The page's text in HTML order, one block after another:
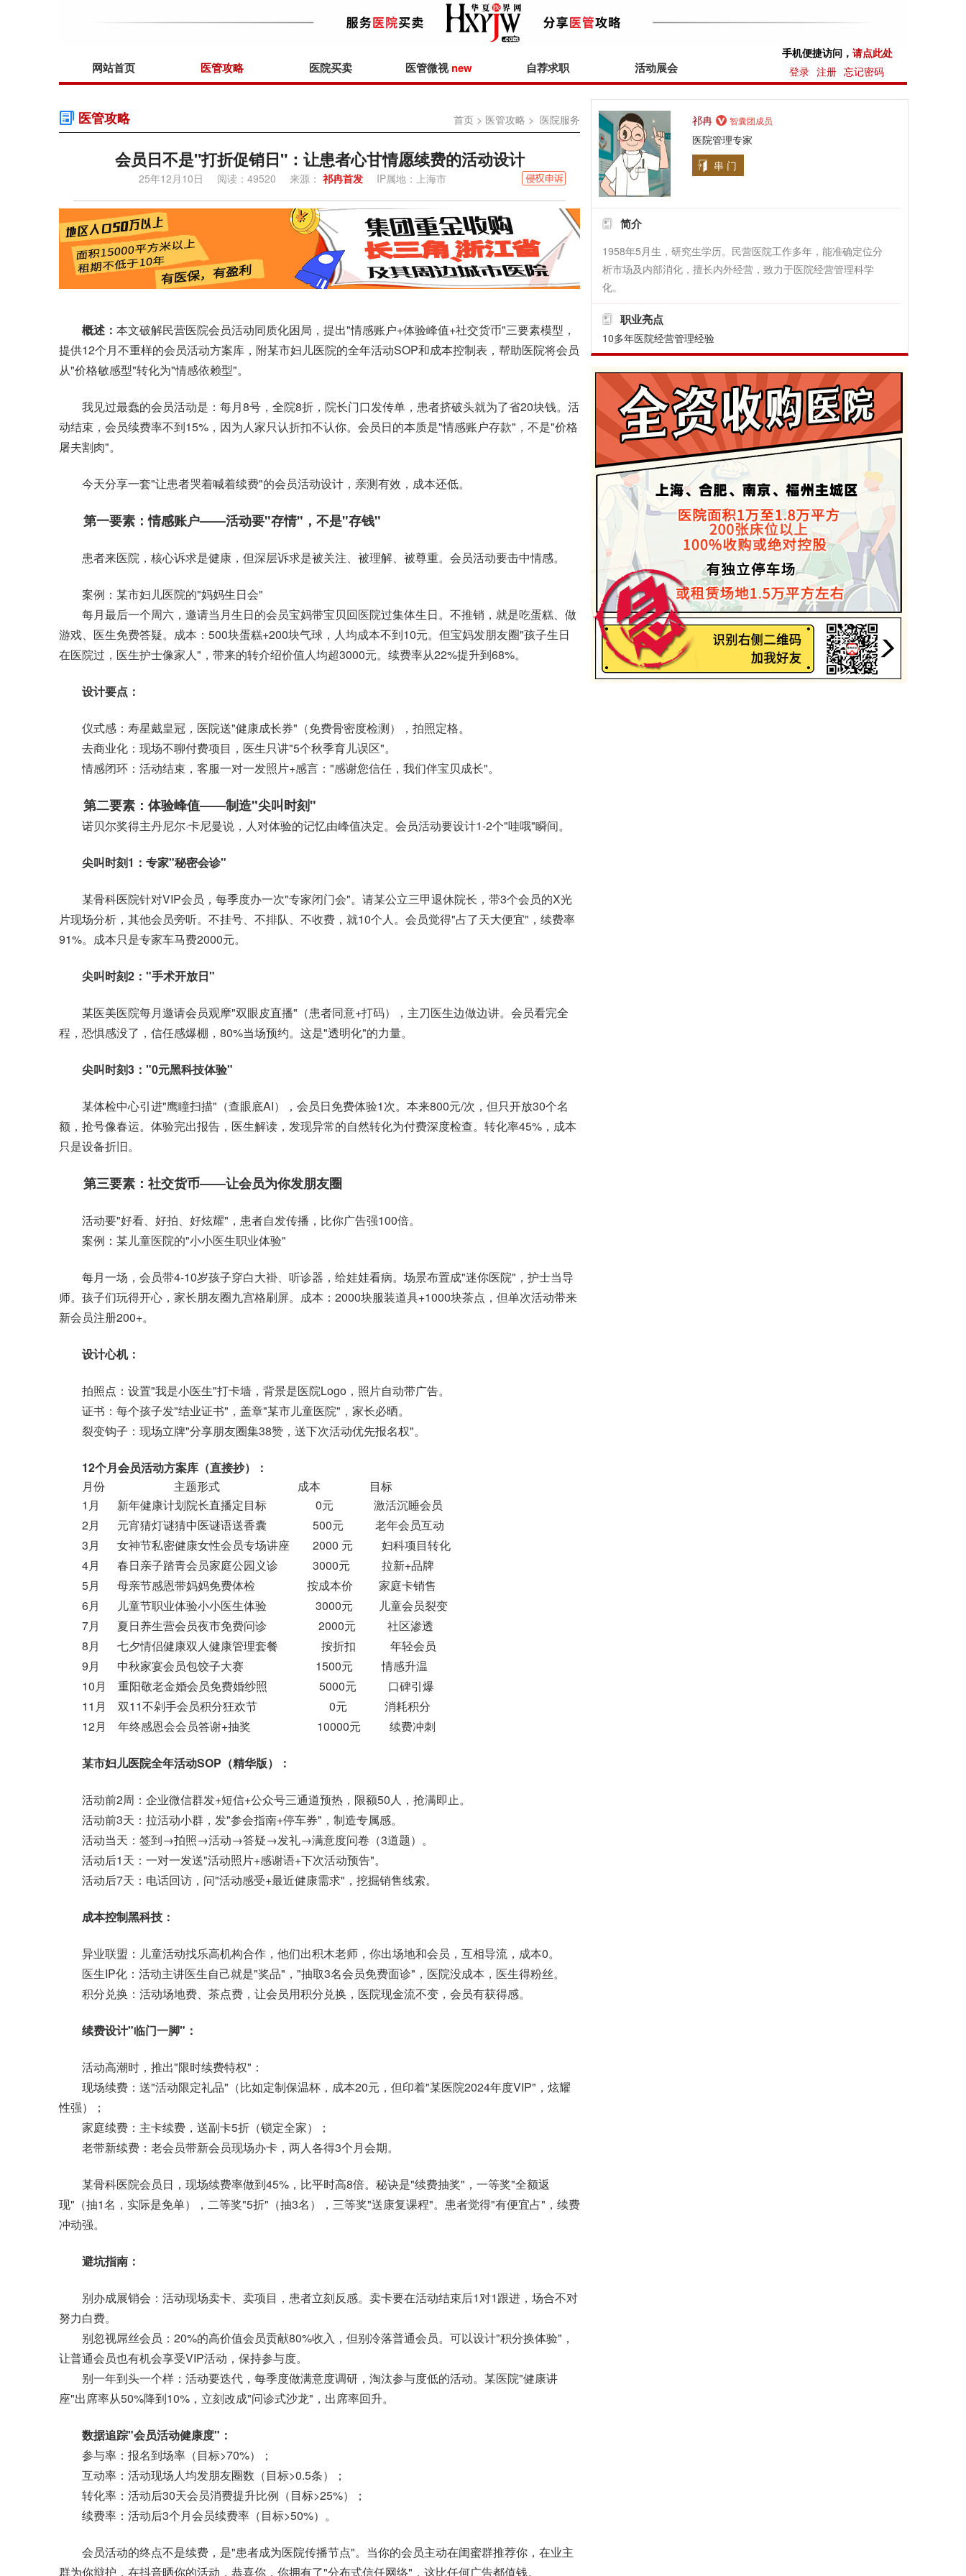
网站首页 医管攻略 医院买卖 医管微视new 自荐求职 活动展会
手机便捷访问， 请点此处
登录 注册 忘记密码
医管攻略 首页 > 医管攻略 > 医院服务
会员日不是"打折促销日"：让患者心甘情愿续费的活动设计
25年12月10日 阅读：49520 来源： 祁冉首发 IP属地：上海市
概述： 本文破解民营医院会员活动同质化困局，提出"情感账户+体验峰值+社交货币"三要素模型，
提供12个月不重样的会员活动方案库，附某市妇儿医院的全年活动SOP和成本控制表，帮助医院将会员
从"价格敏感型"转化为"情感依赖型"。
我见过最蠢的会员活动是：每月8号，全院8折，院长门口发传单，患者挤破头就为了省20块钱。活
动结束，会员续费率不到15%，因为人家只认折扣不认你。会员日的本质是"情感账户存款"，不是"价格
屠夫割肉"。
今天分享一套"让患者哭着喊着续费"的会员活动设计，亲测有效，成本还低。
第一要素：情感账户——活动要"存情"，不是"存钱"
患者来医院，核心诉求是健康，但深层诉求是被关注、被理解、被尊重。会员活动要击中情感。
案例：某市妇儿医院的"妈妈生日会"
每月最后一个周六，邀请当月生日的会员宝妈带宝贝回医院过集体生日。不推销，就是吃蛋糕、做
游戏、医生免费答疑。成本：500块蛋糕+200块气球，人均成本不到10元。但宝妈发朋友圈"孩子生日
在医院过，医生护士像家人"，带来的转介绍价值人均超3000元。续费率从22%提升到68%。
设计要点：
仪式感：寿星戴皇冠，医院送"健康成长券"（免费骨密度检测），拍照定格。
去商业化：现场不聊付费项目，医生只讲"5个秋季育儿误区"。
情感闭环：活动结束，客服一对一发照片+感言："感谢您信任，我们伴宝贝成长"。
第二要素：体验峰值——制造"尖叫时刻"
诺贝尔奖得主丹尼尔·卡尼曼说，人对体验的记忆由峰值决定。会员活动要设计1-2个"哇哦"瞬间。
尖叫时刻1：专家"秘密会诊"
某骨科医院针对VIP会员，每季度办一次"专家闭门会"。请某公立三甲退休院长，带3个会员的X光
片现场分析，其他会员旁听。不挂号、不排队、不收费，就10个人。会员觉得"占了天大便宜"，续费率
91%。成本只是专家车马费2000元。
尖叫时刻2："手术开放日"
某医美医院每月邀请会员观摩"双眼皮直播"（患者同意+打码），主刀医生边做边讲。会员看完全
程，恐惧感没了，信任感爆棚，80%当场预约。这是"透明化"的力量。
尖叫时刻3："0元黑科技体验"
某体检中心引进"鹰瞳扫描"（查眼底AI），会员日免费体验1次。本来800元/次，但只开放30个名
额，抢号像春运。体验完出报告，医生解读，发现异常的自然转化为付费深度检查。转化率45%，成本
只是设备折旧。
第三要素：社交货币——让会员为你发朋友圈
活动要"好看、好拍、好炫耀"，患者自发传播，比你广告强100倍。
案例：某儿童医院的"小小医生职业体验"
每月一场，会员带4-10岁孩子穿白大褂、听诊器，给娃娃看病。场景布置成"迷你医院"，护士当导
师。孩子们玩得开心，家长朋友圈九宫格刷屏。成本：2000块服装道具+1000块茶点，但单次活动带来
新会员注册200+。
设计心机：
拍照点：设置"我是小医生"打卡墙，背景是医院Logo，照片自动带广告。
证书：每个孩子发"结业证书"，盖章"某市儿童医院"，家长必晒。
裂变钩子：现场立牌"分享朋友圈集38赞，送下次活动优先报名权"。
12个月会员活动方案库（直接抄）：
月份 主题形式 成本 目标
1月 新年健康计划院长直播定目标 0元 激活沉睡会员
2月 元宵猜灯谜猜中医谜语送香囊 500元 老年会员互动
3月 女神节私密健康女性会员专场讲座 2000 元 妇科项目转化
4月 春日亲子踏青会员家庭公园义诊 3000元 拉新+品牌
5月 母亲节感恩带妈妈免费体检 按成本价 家庭卡销售
6月 儿童节职业体验小小医生体验 3000元 儿童会员裂变
7月 夏日养生营会员夜市免费问诊 2000元 社区渗透
8月 七夕情侣健康双人健康管理套餐 按折扣 年轻会员
9月 中秋家宴会员包饺子大赛 1500元 情感升温
10月 重阳敬老金婚会员免费婚纱照 5000元 口碑引爆
11月 双11不剁手会员积分狂欢节 0元 消耗积分
12月 年终感恩会会员答谢+抽奖 10000元 续费冲刺
某市妇儿医院全年活动SOP（精华版）：
活动前2周：企业微信群发+短信+公众号三通道预热，限额50人，抢满即止。
活动前3天：拉活动小群，发"参会指南+停车券"，制造专属感。
活动当天：签到→拍照→活动→答疑→发礼→满意度问卷（3道题）。
活动后1天：一对一发送"活动照片+感谢语+下次活动预告"。
活动后7天：电话回访，问"活动感受+最近健康需求"，挖掘销售线索。
成本控制黑科技：
异业联盟：儿童活动找乐高机构合作，他们出积木老师，你出场地和会员，互相导流，成本0。
医生IP化：活动主讲医生自己就是"奖品"，"抽取3名会员免费面诊"，医院没成本，医生得粉丝。
积分兑换：活动场地费、茶点费，让会员用积分兑换，医院现金流不变，会员有获得感。
续费设计"临门一脚"：
活动高潮时，推出"限时续费特权"：
现场续费：送"活动限定礼品"（比如定制保温杯，成本20元，但印着"某医院2024年度VIP"，炫耀
性强）；
家庭续费：主卡续费，送副卡5折（锁定全家）；
老带新续费：老会员带新会员现场办卡，两人各得3个月会期。
某骨科医院会员日，现场续费率做到45%，比平时高8倍。秘诀是"续费抽奖"，一等奖"全额返
现"（抽1名，实际是免单），二等奖"5折"（抽3名），三等奖"送康复课程"。患者觉得"有便宜占"，续费
冲动强。
避坑指南：
别办成展销会：活动现场卖卡、卖项目，患者立刻反感。卖卡要在活动结束后1对1跟进，场合不对
努力白费。
别忽视屌丝会员：20%的高价值会员贡献80%收入，但别冷落普通会员。可以设计"积分换体验"，
让普通会员也有机会享受VIP活动，保持参与度。
别一年到头一个样：活动要迭代，每季度做满意度调研，淘汰参与度低的活动。某医院"健康讲
座"出席率从50%降到10%，立刻改成"问诊式沙龙"，出席率回升。
数据追踪"会员活动健康度"：
参与率：报名到场率（目标>70%）；
互动率：活动现场人均发朋友圈数（目标>0.5条）；
转化率：活动后30天会员消费提升比例（目标>25%）；
续费率：活动后3个月会员续费率（目标>50%）。
会员活动的终点不是续费，是"患者成为医院传播节点"。当你的会员主动在闺蜜群推荐你，在业主
群为你辩护，在抖音晒你的活动，恭喜你，你拥有了"分布式信任网络"，这比任何广告都值钱。
祁冉 智囊团成员
医院管理专家
串 门
简介
1958年5月生，研究生学历。民营医院工作多年，能准确定位分
析市场及内部消化，擅长内外经营，致力于医院经营管理科学
化。
职业亮点
10多年医院经营管理经验